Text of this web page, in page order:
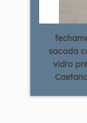
sacada
vidro